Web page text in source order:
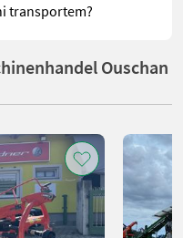
transportem?
Ouschan